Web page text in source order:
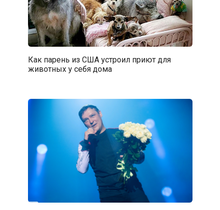
Как парень из США устроил приют для
животных у себя дома